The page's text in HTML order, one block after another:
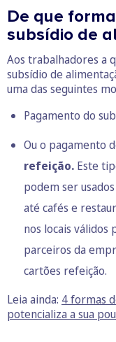
De que
subsídio de
Aos trabalhadores a
subsídio de
uma das seguintes
Pagamento do
Ou o pagamento
refeição. Este
podem ser
até cafés e
nos locais válidos
parceiros da
cartões refeição.
Leia ainda: 4 formas
potencializa a sua